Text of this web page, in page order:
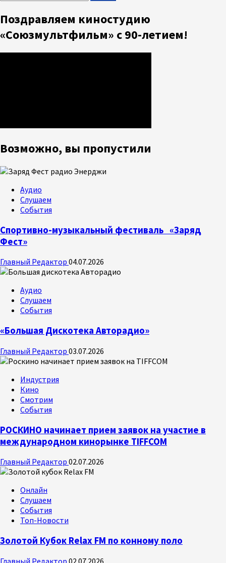
Поздравляем киностудию
«Союзмультфильм» с 90-летием!
Возможно, вы пропустили
Аудио
Слушаем
События
Спортивно-музыкальный фестиваль «Заряд
Фест»
Главный Редактор 04.07.2026
Аудио
Слушаем
События
«Большая Дискотека Авторадио»
Главный Редактор 03.07.2026
Индустрия
Кино
Смотрим
События
РОСКИНО начинает прием заявок на участие в
международном кинорынке TIFFCOM
Главный Редактор 02.07.2026
Онлайн
Слушаем
События
Топ-Новости
Золотой Кубок Relax FM по конному поло
Главный Редактор 02.07.2026